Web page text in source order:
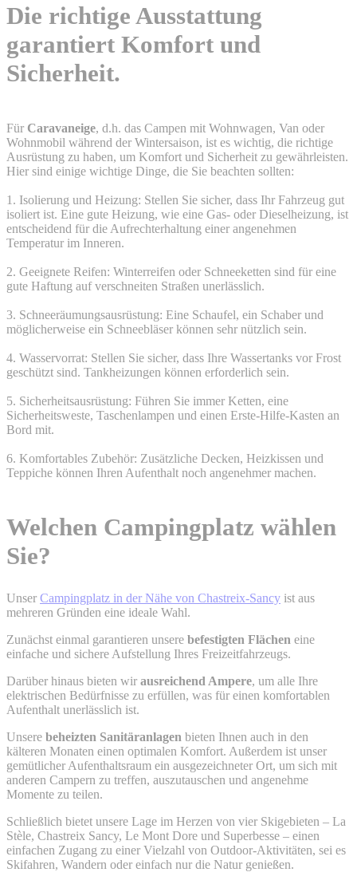
Die richtige Ausstattung
garantiert Komfort und
Sicherheit.
Für Caravaneige, d.h. das Campen mit Wohnwagen, Van oder
Wohnmobil während der Wintersaison, ist es wichtig, die richtige
Ausrüstung zu haben, um Komfort und Sicherheit zu gewährleisten.
Hier sind einige wichtige Dinge, die Sie beachten sollten:
1. Isolierung und Heizung: Stellen Sie sicher, dass Ihr Fahrzeug gut
isoliert ist. Eine gute Heizung, wie eine Gas- oder Dieselheizung, ist
entscheidend für die Aufrechterhaltung einer angenehmen
Temperatur im Inneren.
2. Geeignete Reifen: Winterreifen oder Schneeketten sind für eine
gute Haftung auf verschneiten Straßen unerlässlich.
3. Schneeräumungsausrüstung: Eine Schaufel, ein Schaber und
möglicherweise ein Schneebläser können sehr nützlich sein.
4. Wasservorrat: Stellen Sie sicher, dass Ihre Wassertanks vor Frost
geschützt sind. Tankheizungen können erforderlich sein.
5. Sicherheitsausrüstung: Führen Sie immer Ketten, eine
Sicherheitsweste, Taschenlampen und einen Erste-Hilfe-Kasten an
Bord mit.
6. Komfortables Zubehör: Zusätzliche Decken, Heizkissen und
Teppiche können Ihren Aufenthalt noch angenehmer machen.
Welchen Campingplatz wählen
Sie?
Unser Campingplatz in der Nähe von Chastreix-Sancy ist aus
mehreren Gründen eine ideale Wahl.
Zunächst einmal garantieren unsere befestigten Flächen eine
einfache und sichere Aufstellung Ihres Freizeitfahrzeugs.
Darüber hinaus bieten wir ausreichend Ampere, um alle Ihre
elektrischen Bedürfnisse zu erfüllen, was für einen komfortablen
Aufenthalt unerlässlich ist.
Unsere beheizten Sanitäranlagen bieten Ihnen auch in den
kälteren Monaten einen optimalen Komfort. Außerdem ist unser
gemütlicher Aufenthaltsraum ein ausgezeichneter Ort, um sich mit
anderen Campern zu treffen, auszutauschen und angenehme
Momente zu teilen.
Schließlich bietet unsere Lage im Herzen von vier Skigebieten – La
Stèle, Chastreix Sancy, Le Mont Dore und Superbesse – einen
einfachen Zugang zu einer Vielzahl von Outdoor-Aktivitäten, sei es
Skifahren, Wandern oder einfach nur die Natur genießen.